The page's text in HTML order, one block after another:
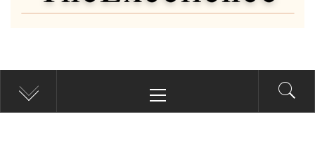
THE EXCELLENCE BKK
Menu